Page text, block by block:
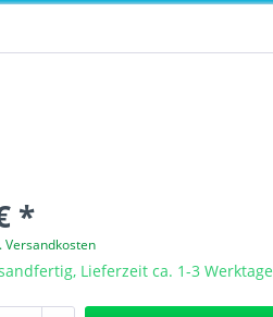
*
Versandkosten
Lieferzeit ca. 1-3 Werktage